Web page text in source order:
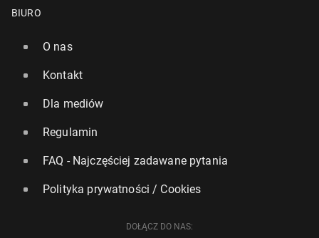
BIURO
O nas
Kontakt
Dla mediów
Regulamin
FAQ - Najczęściej zadawane pytania
Polityka prywatności / Cookies
DOŁĄCZ DO NAS: